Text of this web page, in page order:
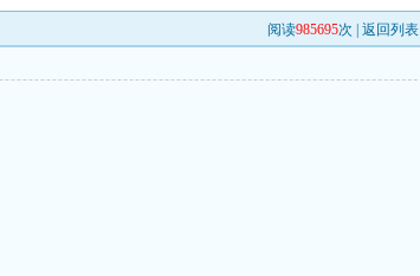
阅读985695次 |返回列表